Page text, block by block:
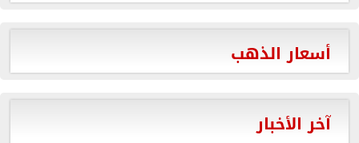
أسعار الذهب
آخر الأخبار